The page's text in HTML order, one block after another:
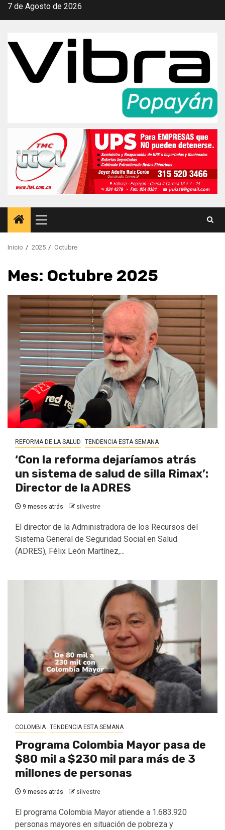
Saltar
7 de Agosto de 2026
Menú
principal
Inicio 2025 Octubre
Mes: Octubre 2025
REFORMA DE LA SALUD TENDENCIA ESTA SEMANA
‘Con la reforma dejaríamos atrás
un sistema de salud de silla Rimax’:
Director de la ADRES
9 meses atrás silvestre
El director de la Administradora de los Recursos del
Sistema General de Seguridad Social en Salud
(ADRES), Félix León Martínez,...
COLOMBIA TENDENCIA ESTA SEMANA
Programa Colombia Mayor pasa de
$80 mil a $230 mil para más de 3
millones de personas
9 meses atrás silvestre
​El programa Colombia Mayor atiende a 1.683.920
personas mayores en situación de pobreza y